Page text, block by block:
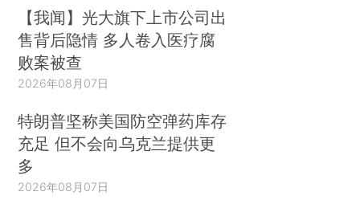
【我闻】光大旗下上市公司出
售背后隐情 多人卷入医疗腐
败案被查
2026年08月07日
特朗普坚称美国防空弹药库存
充足 但不会向乌克兰提供更
多
2026年08月07日